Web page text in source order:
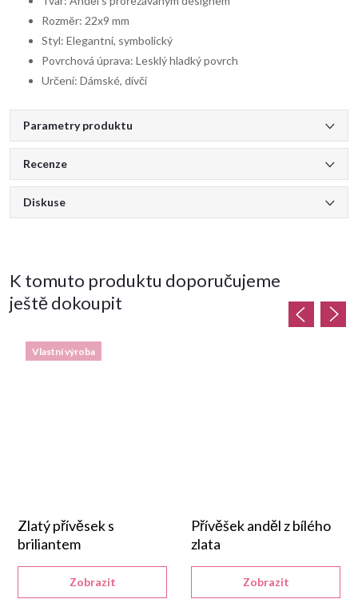
Rozměr: 22x9 mm
Styl: Elegantní, symbolický
Povrchová úprava: Lesklý hladký povrch
Určení: Dámské, dívčí
Parametry produktu
Recenze
Diskuse
K tomuto produktu doporučujeme
ještě dokoupit
Vlastní výroba
Zlatý přívěsek s
briliantem
Zobrazit
Přívěšek anděl z bílého
zlata
Zobrazit